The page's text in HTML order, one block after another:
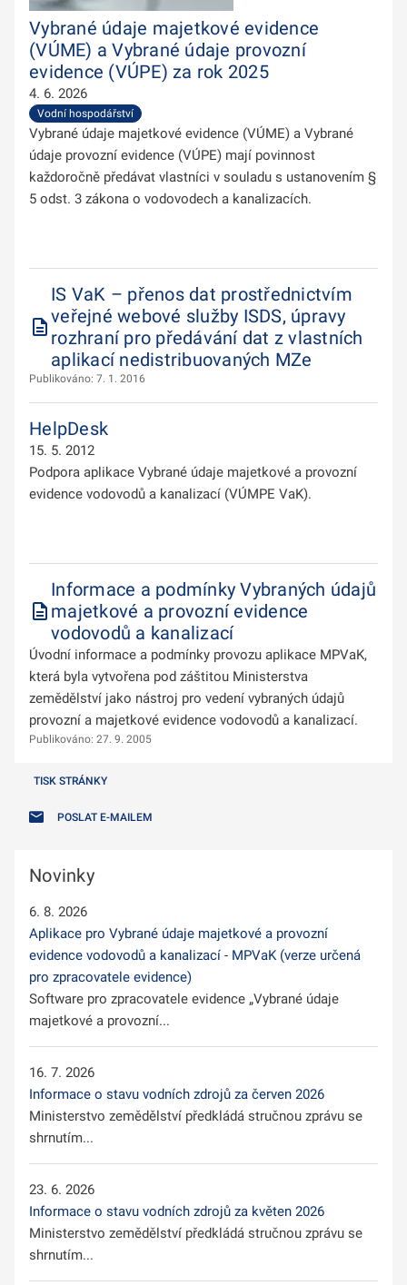
Vybrané údaje majetkové evidence
(VÚME) a Vybrané údaje provozní
evidence (VÚPE) za rok 2025
4. 6. 2026
Vodní hospodářství
Vybrané údaje majetkové evidence (VÚME) a Vybrané
údaje provozní evidence (VÚPE) mají povinnost
každoročně předávat vlastníci v souladu s ustanovením §
5 odst. 3 zákona o vodovodech a kanalizacích.
IS VaK – přenos dat prostřednictvím
veřejné webové služby ISDS, úpravy
rozhraní pro předávání dat z vlastních
aplikací nedistribuovaných MZe
Publikováno: 7. 1. 2016
HelpDesk
15. 5. 2012
Podpora aplikace Vybrané údaje majetkové a provozní
evidence vodovodů a kanalizací (VÚMPE VaK).
Informace a podmínky Vybraných údajů
majetkové a provozní evidence
vodovodů a kanalizací
Úvodní informace a podmínky provozu aplikace MPVaK,
která byla vytvořena pod záštitou Ministerstva
zemědělství jako nástroj pro vedení vybraných údajů
provozní a majetkové evidence vodovodů a kanalizací.
Publikováno: 27. 9. 2005
TISK STRÁNKY
POSLAT E-MAILEM
Novinky
6. 8. 2026
Aplikace pro Vybrané údaje majetkové a provozní
evidence vodovodů a kanalizací - MPVaK (verze určená
pro zpracovatele evidence)
Software pro zpracovatele evidence „Vybrané údaje
majetkové a provozní...
16. 7. 2026
Informace o stavu vodních zdrojů za červen 2026
Ministerstvo zemědělství předkládá stručnou zprávu se
shrnutím...
23. 6. 2026
Informace o stavu vodních zdrojů za květen 2026
Ministerstvo zemědělství předkládá stručnou zprávu se
shrnutím...